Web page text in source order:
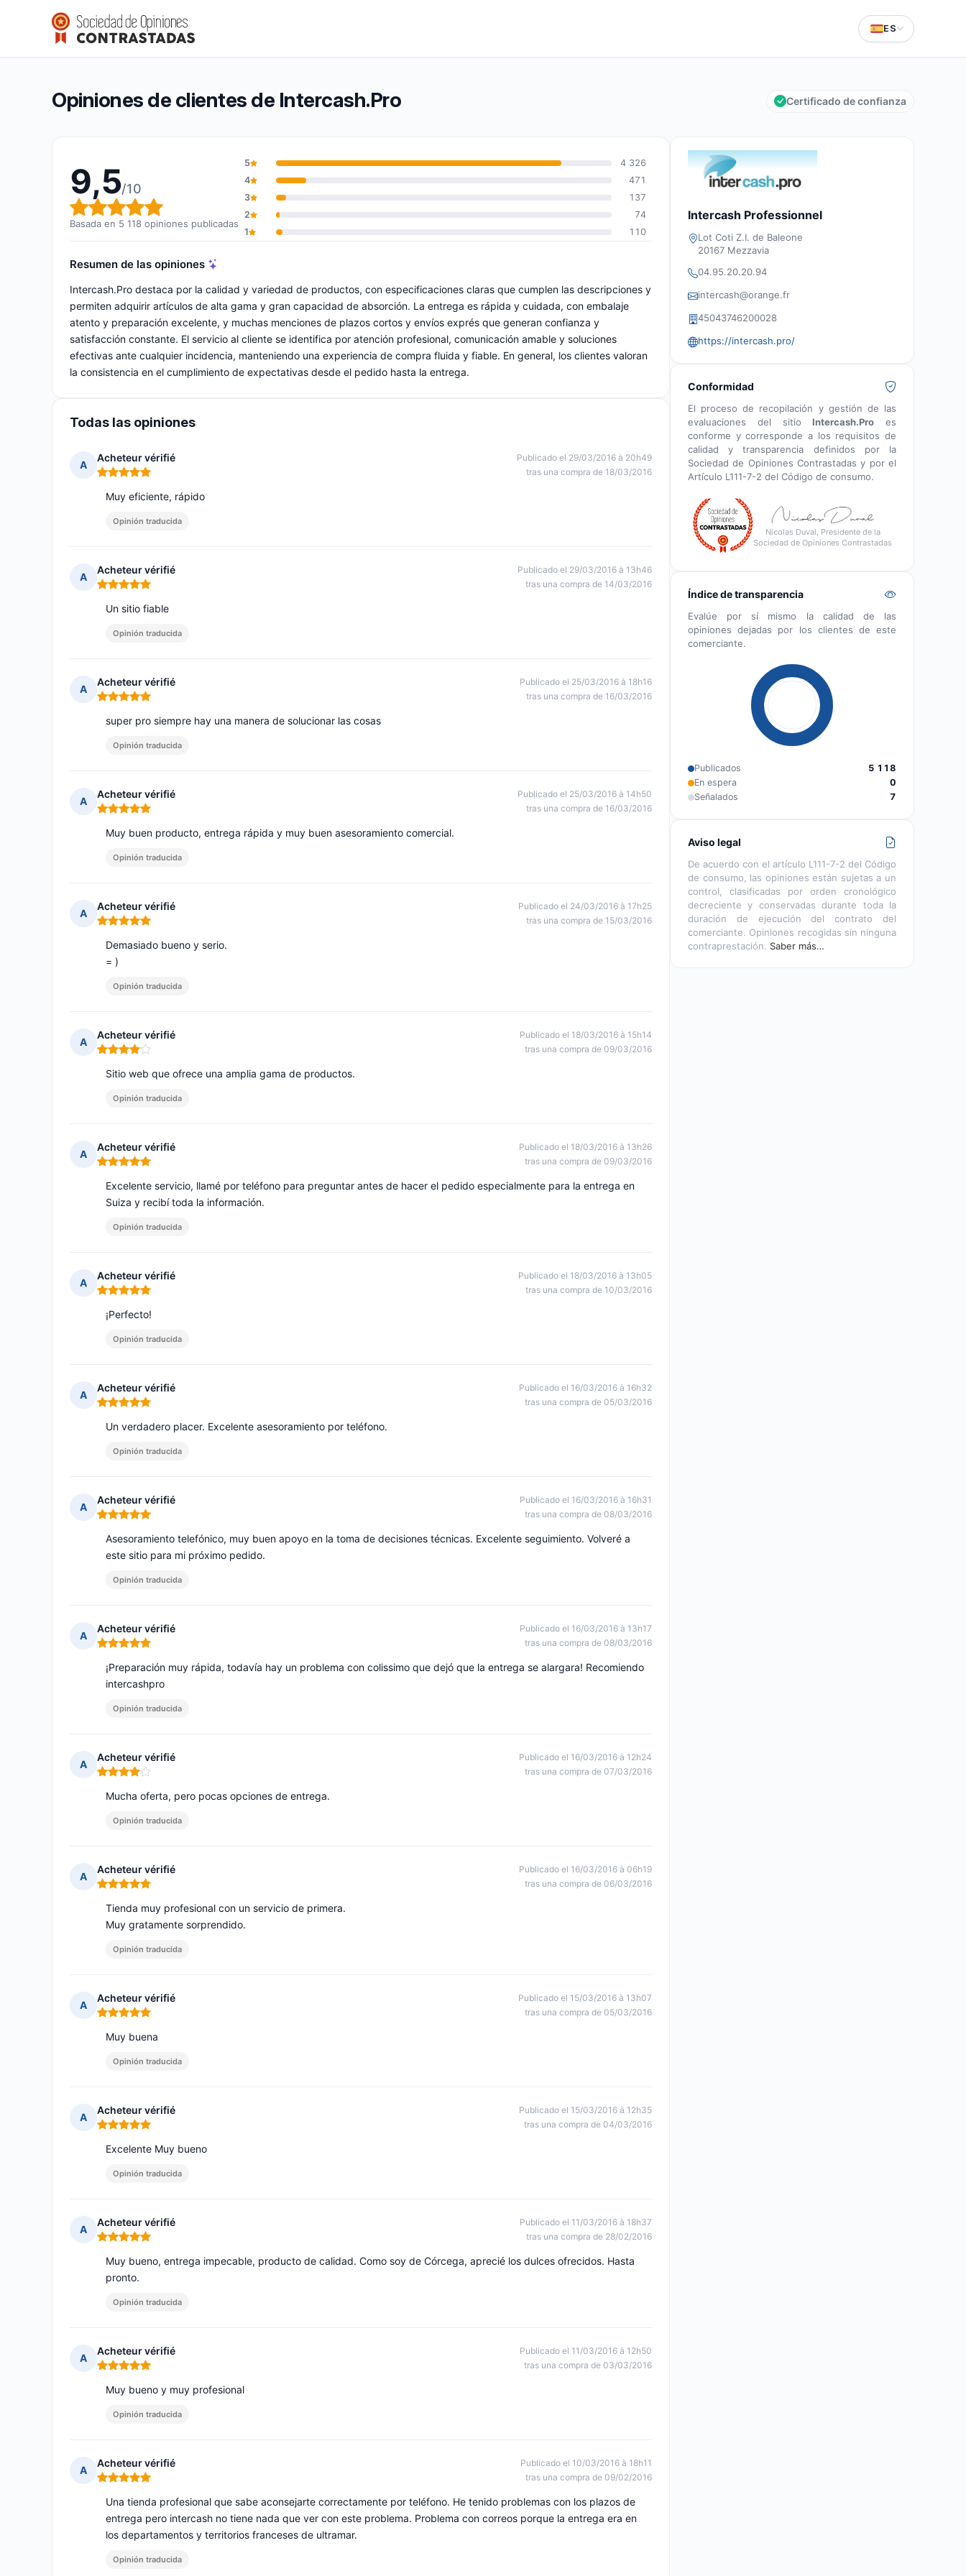
ES
Intercash.Pro
Calificación global: 9,5 de 10
9,5/10(5 118 opiniones)
Opiniones de clientes de Intercash.Pro Certificado de confianza
9,5/10
Calificación global: 9,5 de 10
Basada en 5 118 opiniones publicadas
5
4 326
4
471
3
137
2
74
1
110
Resumen de las opiniones
Intercash.Pro destaca por la calidad y variedad de productos, con especificaciones claras que cumplen las descripciones y
permiten adquirir artículos de alta gama y gran capacidad de absorción. La entrega es rápida y cuidada, con embalaje
atento y preparación excelente, y muchas menciones de plazos cortos y envíos exprés que generan confianza y
satisfacción constante. El servicio al cliente se identifica por atención profesional, comunicación amable y soluciones
efectivas ante cualquier incidencia, manteniendo una experiencia de compra fluida y fiable. En general, los clientes valoran
la consistencia en el cumplimiento de expectativas desde el pedido hasta la entrega.
Todas las opiniones
A
Acheteur vérifié
Nota: 5 de 5
Publicado el 29/03/2016 à 20h49
tras una compra de 18/03/2016
Muy eficiente, rápido
Opinión traducida
A
Acheteur vérifié
Nota: 5 de 5
Publicado el 29/03/2016 à 13h46
tras una compra de 14/03/2016
Un sitio fiable
Opinión traducida
A
Acheteur vérifié
Nota: 5 de 5
Publicado el 25/03/2016 à 18h16
tras una compra de 16/03/2016
super pro siempre hay una manera de solucionar las cosas
Opinión traducida
A
Acheteur vérifié
Nota: 5 de 5
Publicado el 25/03/2016 à 14h50
tras una compra de 16/03/2016
Muy buen producto, entrega rápida y muy buen asesoramiento comercial.
Opinión traducida
A
Acheteur vérifié
Nota: 5 de 5
Publicado el 24/03/2016 à 17h25
tras una compra de 15/03/2016
Demasiado bueno y serio.
= )
Opinión traducida
A
Acheteur vérifié
Nota: 4 de 5
Publicado el 18/03/2016 à 15h14
tras una compra de 09/03/2016
Sitio web que ofrece una amplia gama de productos.
Opinión traducida
A
Acheteur vérifié
Nota: 5 de 5
Publicado el 18/03/2016 à 13h26
tras una compra de 09/03/2016
Excelente servicio, llamé por teléfono para preguntar antes de hacer el pedido especialmente para la entrega en
Suiza y recibí toda la información.
Opinión traducida
A
Acheteur vérifié
Nota: 5 de 5
Publicado el 18/03/2016 à 13h05
tras una compra de 10/03/2016
¡Perfecto!
Opinión traducida
A
Acheteur vérifié
Nota: 5 de 5
Publicado el 16/03/2016 à 16h32
tras una compra de 05/03/2016
Un verdadero placer. Excelente asesoramiento por teléfono.
Opinión traducida
A
Acheteur vérifié
Nota: 5 de 5
Publicado el 16/03/2016 à 16h31
tras una compra de 08/03/2016
Asesoramiento telefónico, muy buen apoyo en la toma de decisiones técnicas. Excelente seguimiento. Volveré a
este sitio para mi próximo pedido.
Opinión traducida
A
Acheteur vérifié
Nota: 5 de 5
Publicado el 16/03/2016 à 13h17
tras una compra de 08/03/2016
¡Preparación muy rápida, todavía hay un problema con colissimo que dejó que la entrega se alargara! Recomiendo
intercashpro
Opinión traducida
A
Acheteur vérifié
Nota: 4 de 5
Publicado el 16/03/2016 à 12h24
tras una compra de 07/03/2016
Mucha oferta, pero pocas opciones de entrega.
Opinión traducida
A
Acheteur vérifié
Nota: 5 de 5
Publicado el 16/03/2016 à 06h19
tras una compra de 06/03/2016
Tienda muy profesional con un servicio de primera.
Muy gratamente sorprendido.
Opinión traducida
A
Acheteur vérifié
Nota: 5 de 5
Publicado el 15/03/2016 à 13h07
tras una compra de 05/03/2016
Muy buena
Opinión traducida
A
Acheteur vérifié
Nota: 5 de 5
Publicado el 15/03/2016 à 12h35
tras una compra de 04/03/2016
Excelente Muy bueno
Opinión traducida
A
Acheteur vérifié
Nota: 5 de 5
Publicado el 11/03/2016 à 18h37
tras una compra de 28/02/2016
Muy bueno, entrega impecable, producto de calidad. Como soy de Córcega, aprecié los dulces ofrecidos. Hasta
pronto.
Opinión traducida
A
Acheteur vérifié
Nota: 5 de 5
Publicado el 11/03/2016 à 12h50
tras una compra de 03/03/2016
Muy bueno y muy profesional
Opinión traducida
A
Acheteur vérifié
Nota: 5 de 5
Publicado el 10/03/2016 à 18h11
tras una compra de 09/02/2016
Una tienda profesional que sabe aconsejarte correctamente por teléfono. He tenido problemas con los plazos de
entrega pero intercash no tiene nada que ver con este problema. Problema con correos porque la entrega era en
los departamentos y territorios franceses de ultramar.
Opinión traducida
Intercash Professionnel
Lot Coti Z.I. de Baleone
20167 Mezzavia
04.95.20.20.94
intercash@orange.fr
45043746200028
https://intercash.pro/
Conformidad
El proceso de recopilación y gestión de las
evaluaciones del sitioIntercash.Pro es
conforme y corresponde a los requisitos de
calidad y transparencia definidos por la
Sociedad de Opiniones Contrastadas y por el
Artículo L111-7-2 del Código de consumo.
Nicolas Duval, Presidente de la
Sociedad de Opiniones Contrastadas
Índice de transparencia
Evalúe por sí mismo la calidad de las
opiniones dejadas por los clientes de este
comerciante.
Publicados
5 118
En espera
0
Señalados
7
Aviso legal
De acuerdo con el artículo L111-7-2 del Código
de consumo, las opiniones están sujetas a un
control, clasificadas por orden cronológico
decreciente y conservadas durante toda la
duración de ejecución del contrato del
comerciante. Opiniones recogidas sin ninguna
contraprestación. Saber más…